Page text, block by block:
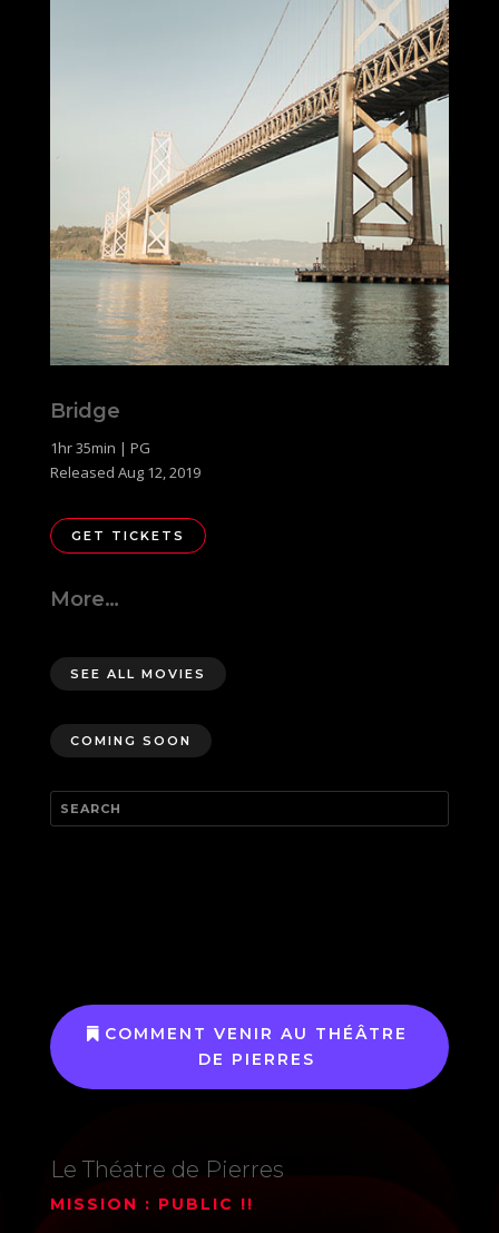
Bridge
1hr 35min | PG
Released Aug 12, 2019
GET TICKETS
More…
SEE ALL MOVIES
COMING SOON
COMMENT VENIR AU THÉÂTRE
DE PIERRES
Le Théatre de Pierres
MISSION : PUBLIC !!